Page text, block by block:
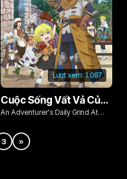
Lượt xem: 1.087
Cuộc Sống Vất Vả Của Mạo Hiểm Giả Độc Thân 29 Tuổi
An Adventurer's Daily Grind At
3 »